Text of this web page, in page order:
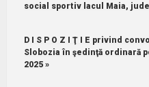
social sportiv lacul Maia,
D I S P O Z I Ţ I E privind
Slobozia în şedinţă ordinară
2025 »